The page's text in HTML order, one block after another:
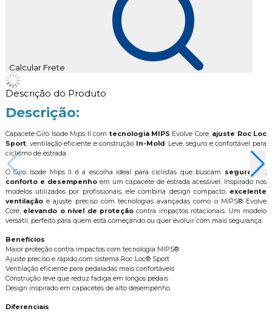
Calcular Frete
Descrição do Produto
Descrição:
Capacete Giro Isode Mips II com tecnologia MIPS Evolve Core, ajuste Roc Loc
Sport, ventilação eficiente e construção In-Mold. Leve, seguro e confortável para
ciclismo de estrada.
O Giro Isode Mips II é a escolha ideal para ciclistas que buscam segurança,
conforto e desempenhoem um capacete de estrada acessível. Inspirado nos
modelos utilizados por profissionais, ele combina design compacto, excelente
ventilaçãoe ajuste preciso com tecnologias avançadas como o MIPS® Evolve
Core, elevando o nível de proteçãocontra impactos rotacionais. Um modelo
versátil, perfeito para quem está começando ou quer evoluir com mais segurança.
Benefícios
Maior proteção contra impactos com tecnologia MIPS®
Ajuste preciso e rápido com sistema Roc Loc® Sport
Ventilação eficiente para pedaladas mais confortáveis
Construção leve que reduz fadiga em longos pedais
Design inspirado em capacetes de alto desempenho
Diferenciais